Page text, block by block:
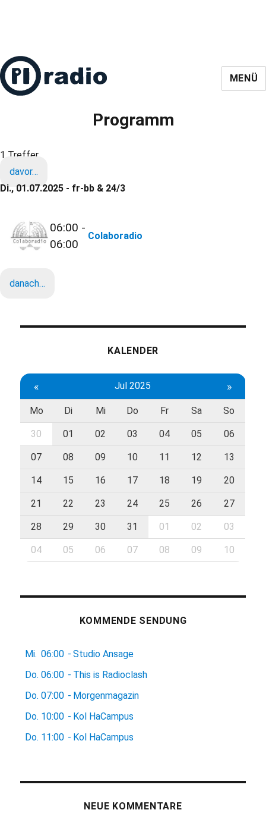
MENÜ
Programm
1 Treffer
davor…
Di., 01.07.2025 - fr-bb & 24/3
06:00 -
06:00
Colaboradio
danach…
KALENDER
« Jul 2025 »
Mo Di Mi Do Fr Sa So
30 01 02 03 04 05 06
07 08 09 10 11 12 13
14 15 16 17 18 19 20
21 22 23 24 25 26 27
28 29 30 31 01 02 03
04 05 06 07 08 09 10
KOMMENDE SENDUNG
Mi. 06:00 - Studio Ansage
Do. 06:00 - This is Radioclash
Do. 07:00 - Morgenmagazin
Do. 10:00 - Kol HaCampus
Do. 11:00 - Kol HaCampus
NEUE KOMMENTARE